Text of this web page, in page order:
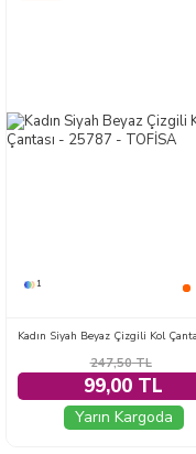
1
247,50TL
99,00 TL
Yarın Kargoda